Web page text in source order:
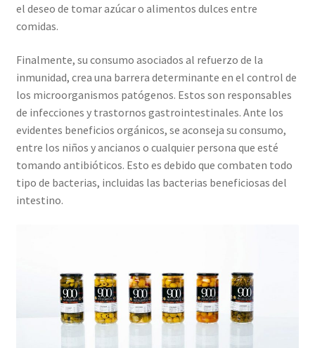
el deseo de tomar azúcar o alimentos dulces entre
comidas.
Finalmente, su consumo asociados al refuerzo de la
inmunidad, crea una barrera determinante en el control de
los microorganismos patógenos. Estos son responsables
de infecciones y trastornos gastrointestinales. Ante los
evidentes beneficios orgánicos, se aconseja su consumo,
entre los niños y ancianos o cualquier persona que esté
tomando antibióticos. Esto es debido que combaten todo
tipo de bacterias, incluidas las bacterias beneficiosas del
intestino.